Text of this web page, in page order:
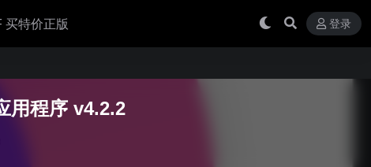
买特价正版 登录
用程序 v4.2.2